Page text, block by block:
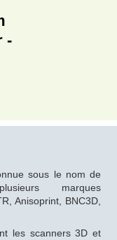
-
sous le nom de
marques
Anisoprint, BNC3D,
les scanners 3D et